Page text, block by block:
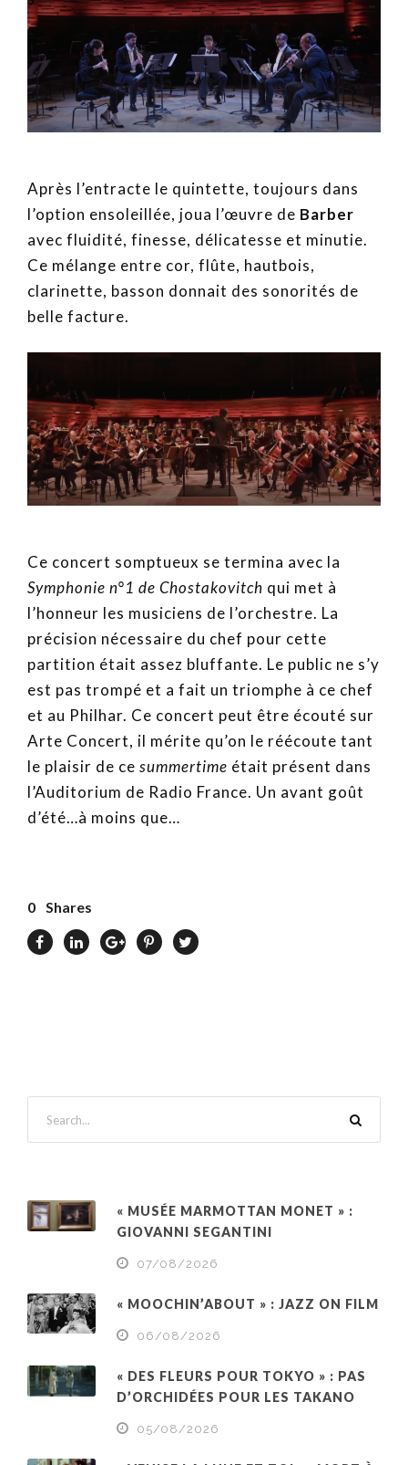
Après l’entracte le quintette, toujours dans
l’option ensoleillée, joua l’œuvre de Barber
avec fluidité, finesse, délicatesse et minutie.
Ce mélange entre cor, flûte, hautbois,
clarinette, basson donnait des sonorités de
belle facture.
Ce concert somptueux se termina avec la
Symphonie n°1 de Chostakovitch qui met à
l’honneur les musiciens de l’orchestre. La
précision nécessaire du chef pour cette
partition était assez bluffante. Le public ne s’y
est pas trompé et a fait un triomphe à ce chef
et au Philhar. Ce concert peut être écouté sur
Arte Concert, il mérite qu’on le réécoute tant
le plaisir de ce summertime était présent dans
l’Auditorium de Radio France. Un avant goût
d’été…à moins que…
0 Shares
« MUSÉE MARMOTTAN MONET » :
GIOVANNI SEGANTINI
07/08/2026
« MOOCHIN’ABOUT » : JAZZ ON FILM
06/08/2026
« DES FLEURS POUR TOKYO » : PAS
D’ORCHIDÉES POUR LES TAKANO
05/08/2026